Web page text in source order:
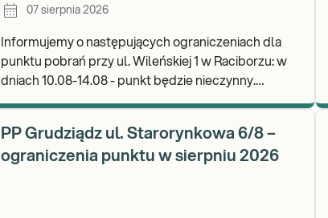
07 sierpnia 2026
Informujemy o następujących ograniczeniach dla
punktu pobrań przy ul. Wileńskiej 1 w Raciborzu: w
dniach 10.08-14.08 - punkt będzie nieczynny.
PP Grudziądz ul. Starorynkowa 6/8 –
ograniczenia punktu w sierpniu 2026